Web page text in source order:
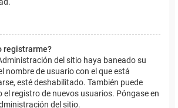
registrarme?
del sitio haya baneado su
nombre de usuario con el que está
esté deshabilitado. También puede
registro de nuevos usuarios. Póngase en
del sitio.